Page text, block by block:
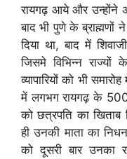
रायगढ़ आये और उन्होंने
बाद भी पुणे के ब्राह्मणों
दिया था, बाद में
जिसमे विभिन्न राज्यों
व्यापारियों को भी
में लगभग रायगढ़ के
को छत्रपति का खिताब
ही उनकी माता का
को दूसरी बार उनका